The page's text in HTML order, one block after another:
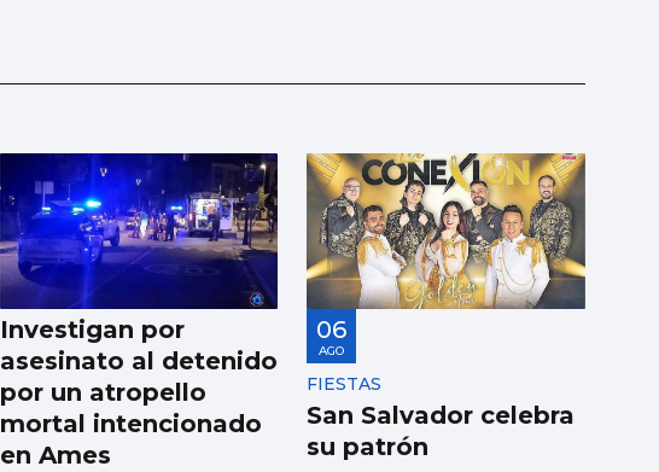
Investigan por
asesinato al detenido
por un atropello
mortal intencionado
en Ames
06
AGO
FIESTAS
San Salvador celebra
su patrón